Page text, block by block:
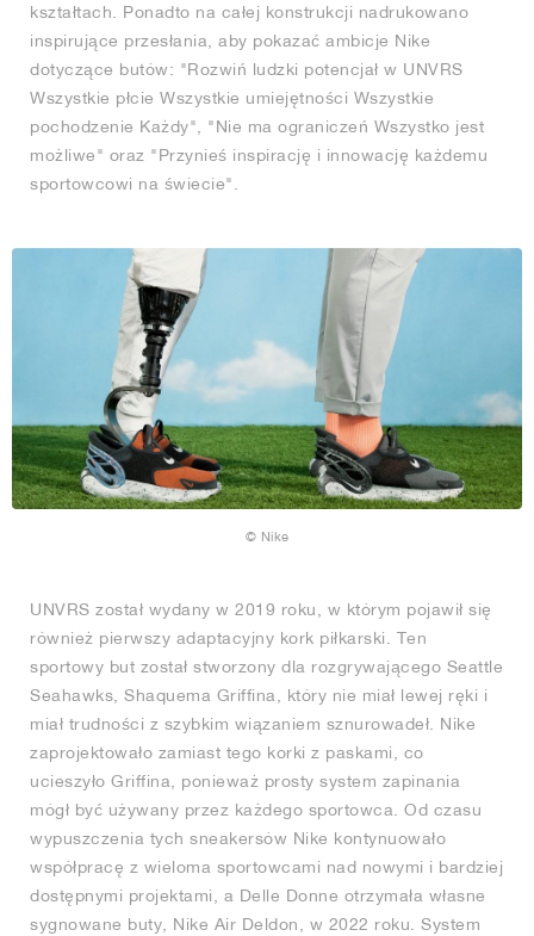
kształtach. Ponadto na całej konstrukcji nadrukowano
inspirujące przesłania, aby pokazać ambicje Nike
dotyczące butów: "Rozwiń ludzki potencjał w UNVRS
Wszystkie płcie Wszystkie umiejętności Wszystkie
pochodzenie Każdy", "Nie ma ograniczeń Wszystko jest
możliwe" oraz "Przynieś inspirację i innowację każdemu
sportowcowi na świecie".
© Nike
UNVRS został wydany w 2019 roku, w którym pojawił się
również pierwszy adaptacyjny kork piłkarski. Ten
sportowy but został stworzony dla rozgrywającego Seattle
Seahawks, Shaquema Griffina, który nie miał lewej ręki i
miał trudności z szybkim wiązaniem sznurowadeł. Nike
zaprojektowało zamiast tego korki z paskami, co
ucieszyło Griffina, ponieważ prosty system zapinania
mógł być używany przez każdego sportowca. Od czasu
wypuszczenia tych sneakersów Nike kontynuowało
współpracę z wieloma sportowcami nad nowymi i bardziej
dostępnymi projektami, a Delle Donne otrzymała własne
sygnowane buty, Nike Air Deldon, w 2022 roku. System